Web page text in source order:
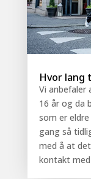
Hvor lang
Vi anbefaler
16 år og da
som er
gang så
med å at
kontakt